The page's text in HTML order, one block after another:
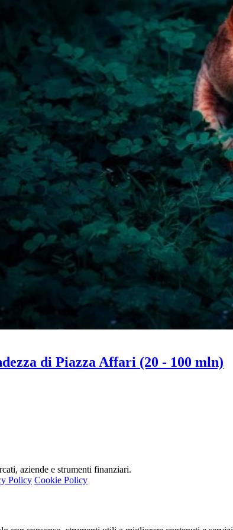
di Piazza Affari (20 - 100 mln)
aziende e strumenti finanziari.
Policy Cookie Policy